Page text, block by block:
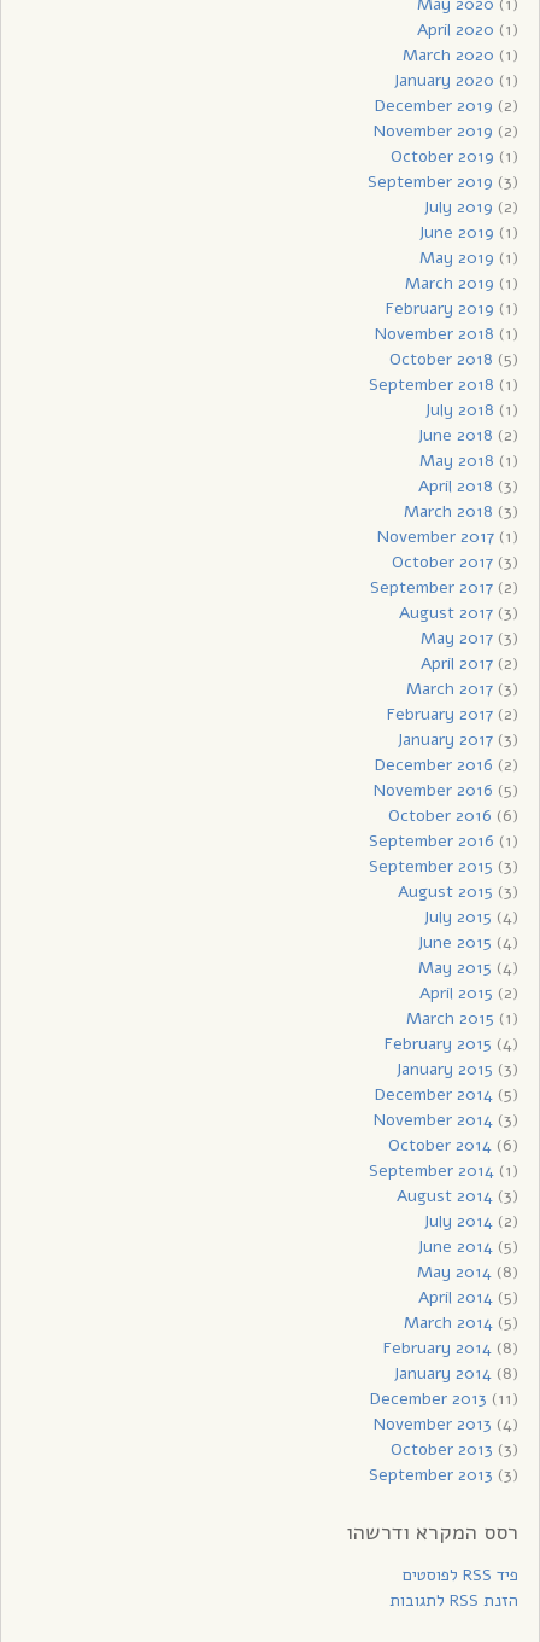
April 2020 (1)
March 2020 (1)
January 2020 (1)
December 2019 (2)
November 2019 (2)
October 2019 (1)
September 2019 (3)
July 2019 (2)
June 2019 (1)
May 2019 (1)
March 2019 (1)
February 2019 (1)
November 2018 (1)
October 2018 (5)
September 2018 (1)
July 2018 (1)
June 2018 (2)
May 2018 (1)
April 2018 (3)
March 2018 (3)
November 2017(1)
October 2017(3)
September 2017(2)
August 2017(3)
May 2017(3)
April 2017(2)
March 2017(3)
February 2017(2)
January 2017(3)
December 2016 (2)
November 2016 (5)
October 2016 (6)
September 2016 (1)
September 2015 (3)
August 2015 (3)
July 2015 (4)
June 2015 (4)
May 2015 (4)
April 2015 (2)
March 2015 (1)
February 2015 (4)
January 2015 (3)
December 2014(5)
November 2014(3)
October 2014(6)
September 2014(1)
August 2014(3)
July 2014(2)
June 2014(5)
May 2014(8)
April 2014(5)
March 2014(5)
February 2014(8)
January 2014(8)
December 2013 (11)
November 2013 (4)
October 2013 (3)
September 2013 (3)
רסס המקרא ודרשהו
פיד RSS לפוסטים
הזנת RSS לתגובות